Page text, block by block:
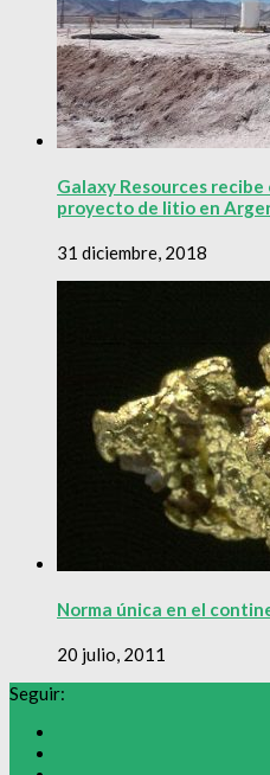
Galaxy Resources
proyecto de litio en
31 diciembre, 2018
Norma única en el
20 julio, 2011
Seguir: